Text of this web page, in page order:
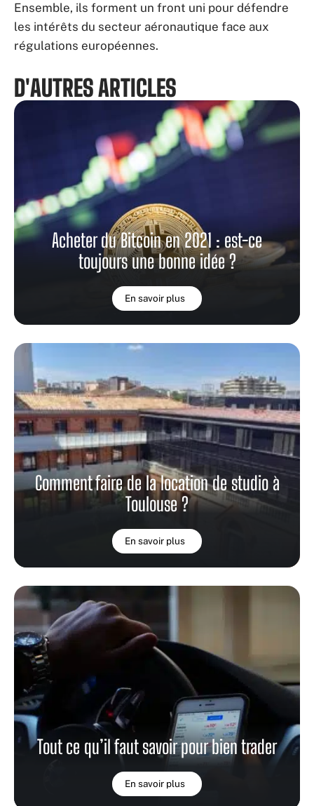
Ensemble, ils forment un front uni pour défendre
les intérêts du secteur aéronautique face aux
régulations européennes.
D'AUTRES ARTICLES
Acheter du Bitcoin en 2021 : est-ce
toujours une bonne idée ?
En savoir plus
Comment faire de la location de studio à
Toulouse ?
En savoir plus
Tout ce qu’il faut savoir pour bien trader
En savoir plus